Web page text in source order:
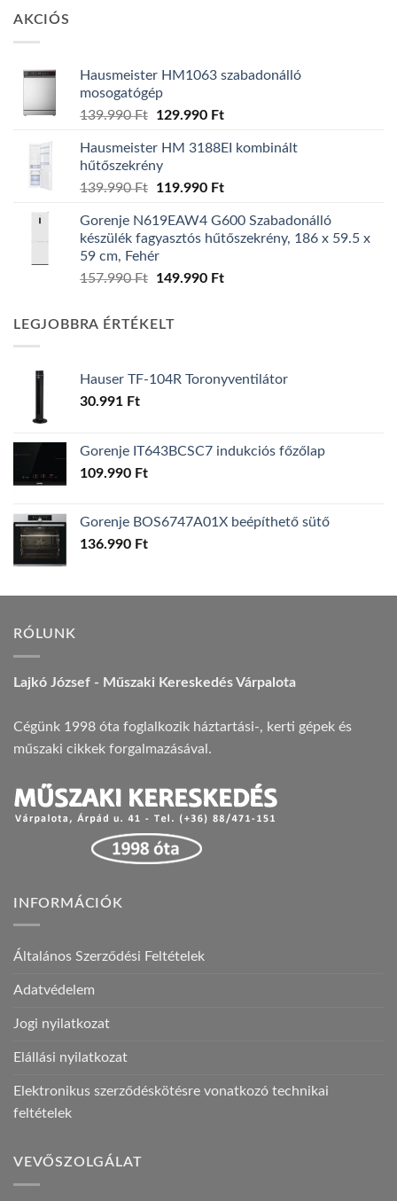
AKCIÓS
Hausmeister HM1063 szabadonálló
mosogatógép
139.990Ft
Original
was:
139.990 Ft.
129.990 FtCurrent
is:
Hausmeister HM 3188EI kombinált
hűtőszekrény
139.990Ft
Original
was:
139.990 Ft.
119.990 FtCurrent
is:
119.990 Ft.
Gorenje N619EAW4 G600 Szabadonálló
készülék fagyasztós hűtőszekrény, 186 x 59.5 x
59 cm, Fehér
157.990Ft
Original
157.990 Ft.
149.990 FtCurrent
LEGJOBBRA ÉRTÉKELT
Hauser TF-104R Toronyventilátor
30.991 Ft
Gorenje IT643BCSC7 indukciós főzőlap
109.990 Ft
Gorenje BOS6747A01X beépíthető sütő
136.990 Ft
RÓLUNK
Lajkó József - Műszaki Kereskedés Várpalota
Cégünk 1998 óta foglalkozik háztartási-, kerti gépek és
műszaki cikkek forgalmazásával.
INFORMÁCIÓK
Általános Szerződési Feltételek
Adatvédelem
Jogi nyilatkozat
Elállási nyilatkozat
Elektronikus szerződéskötésre vonatkozó technikai
feltételek
VEVŐSZOLGÁLAT